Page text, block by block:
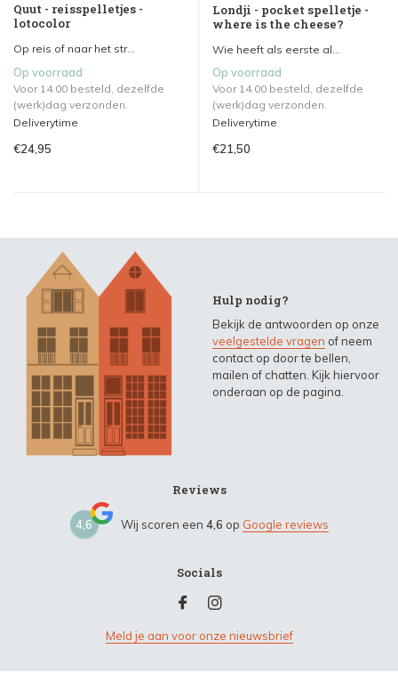
Quut - reisspelletjes -
lotocolor
Op reis of naar het str...
Op voorraad
Voor 14.00 besteld, dezelfde
(werk)dag verzonden.
Deliverytime
€24,95
Londji - pocket spelletje -
where is the cheese?
Wie heeft als eerste al...
Op voorraad
Voor 14.00 besteld, dezelfde
(werk)dag verzonden.
Deliverytime
€21,50
Hulp nodig?
Bekijk de antwoorden op onze
veelgestelde vragen of neem
contact op door te bellen,
mailen of chatten. Kijk hiervoor
onderaan op de pagina.
Reviews
4,6 Wij scoren een 4,6 op Google reviews
Socials
Meld je aan voor onze nieuwsbrief